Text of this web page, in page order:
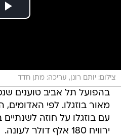
צילום: יותם רונן, עריכה: מתן חדד
בהפועל תל אביב טוענים
מאור בוזגלו. לפי האדומים,
עם בוזגלו על חוזה
ירוויח 180 אלף דולר לעונה.